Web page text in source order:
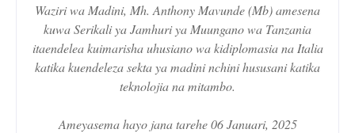
Waziri wa Madini, Mh. Anthony Mavunde (Mb) amesena
kuwa Serikali ya Jamhuri ya Muungano wa Tanzania
itaendelea kuimarisha uhusiano wa kidiplomasia na Italia
katika kuendeleza sekta ya madini nchini hususani katika
teknolojia na mitambo.
Ameyasema hayo jana tarehe 06 Januari, 2025